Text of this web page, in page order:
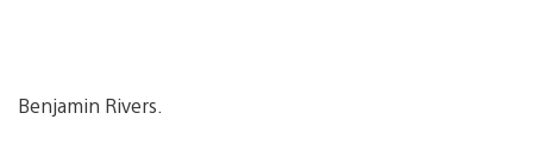
Benjamin Rivers.